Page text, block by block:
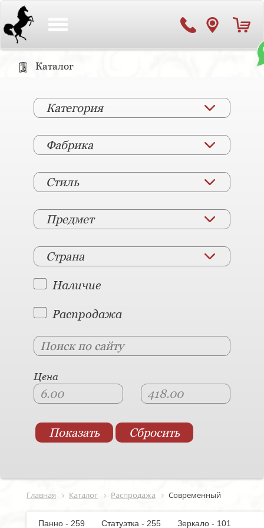
Каталог
Категория
Фабрика
Стиль
Предмет
Страна
Наличие
Распродажа
Цена
Главная Каталог Распродажа Современный
Панно - 259 Статуэтка - 255
Зеркало - 101